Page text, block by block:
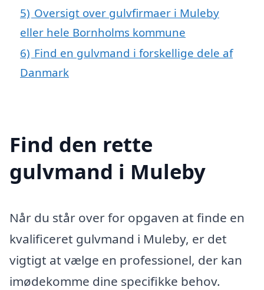
5) Oversigt over gulvfirmaer i Muleby
eller hele Bornholms kommune
6) Find en gulvmand i forskellige dele af
Danmark
Find den rette
gulvmand i Muleby
Når du står over for opgaven at finde en
kvalificeret gulvmand i Muleby, er det
vigtigt at vælge en professionel, der kan
imødekomme dine specifikke behov.